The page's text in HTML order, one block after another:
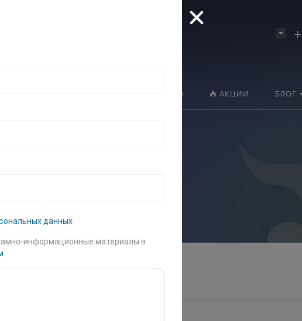
ПОРТФОЛИО АКЦИИ БЛОГ
данных
информационные материалы в